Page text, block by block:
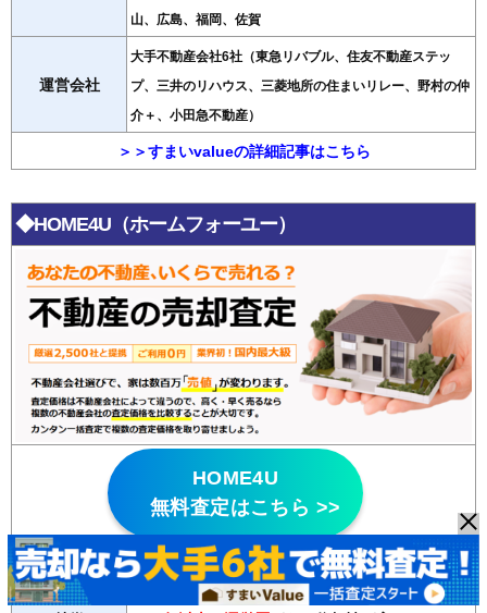
山、広島、福岡、佐賀
運営会社
大手不動産会社6社（東急リバブル、住友不動産ステッ
プ、三井のリハウス、三菱地所の住まいリレー、野村の仲
介＋、小田急不動産）
＞＞すまいvalueの詳細記事はこちら
◆HOME4U（ホームフォーユー）
HOME4U
無料査定はこちら >>
・悪質な不動産会社はパトロールにより排除して